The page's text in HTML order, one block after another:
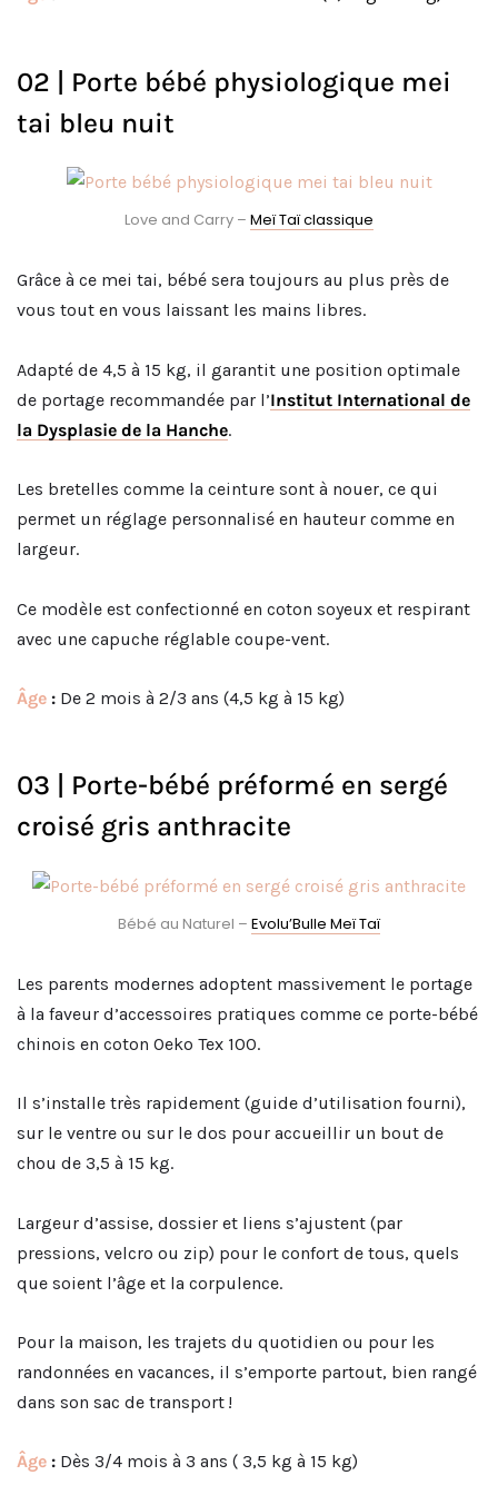
02 | Porte bébé physiologique mei
tai bleu nuit
Love and Carry – Meï Taï classique
Grâce à ce mei tai, bébé sera toujours au plus près de
vous tout en vous laissant les mains libres.
Adapté de 4,5 à 15 kg, il garantit une position optimale
de portage recommandée par l’Institut International de
la Dysplasie de la Hanche.
Les bretelles comme la ceinture sont à nouer, ce qui
permet un réglage personnalisé en hauteur comme en
largeur.
Ce modèle est confectionné en coton soyeux et respirant
avec une capuche réglable coupe-vent.
Âge : De 2 mois à 2/3 ans (4,5 kg à 15 kg)
03 | Porte-bébé préformé en sergé
croisé gris anthracite
Bébé au Naturel – Evolu’Bulle Meï Taï
Les parents modernes adoptent massivement le portage
à la faveur d’accessoires pratiques comme ce porte-bébé
chinois en coton Oeko Tex 100.
Il s’installe très rapidement (guide d’utilisation fourni),
sur le ventre ou sur le dos pour accueillir un bout de
chou de 3,5 à 15 kg.
Largeur d’assise, dossier et liens s’ajustent (par
pressions, velcro ou zip) pour le confort de tous, quels
que soient l’âge et la corpulence.
Pour la maison, les trajets du quotidien ou pour les
randonnées en vacances, il s’emporte partout, bien rangé
dans son sac de transport !
Âge : Dès 3/4 mois à 3 ans ( 3,5 kg à 15 kg)